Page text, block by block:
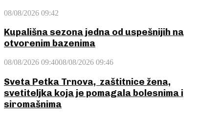
08/08/2026 09:42
Kupališna sezona jedna od uspešnijih na
otvorenim bazenima
08/08/2026 09:4008/08/2026 09:46
Sveta Petka Trnova, zaštitnice žena,
svetiteljka koja je pomagala bolesnima i
siromašnima